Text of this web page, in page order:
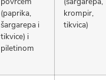
(paprika,
šargarepa i
tikvice) i
piletinom
krompir,
tikvica)